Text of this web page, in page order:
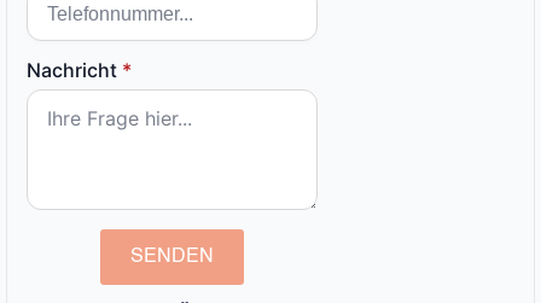
Nachricht *
SENDEN